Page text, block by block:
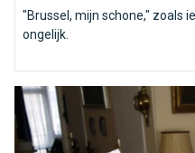
"Brussel, mijn schone," zoals
ongelijk.
Leer uw Brusselse